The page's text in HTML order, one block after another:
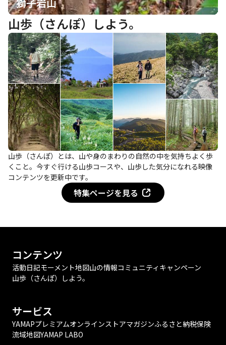
山歩（さんぽ）しよう。
山歩（さんぽ）とは、山や身のまわりの自然の中を気持ちよく歩
くこと。今すぐ行ける山歩コースや、山歩した気分になれる映像
コンテンツを更新中です。
特集ページを見る
コンテンツ
活動日記モーメント地図山の情報コミュニティ キャンペーン
山歩（さんぽ）しよう。
サービス
YAMAPプレミアムオンラインストアマガジンふるさと納税保険
流域地図YAMAP LABO